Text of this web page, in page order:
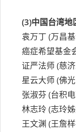
(3)中国台湾地
袁万丁 (万昌
癌症希望基金
证严法师 (慈
星云大师 (佛
张淑芬 (台积
林志玲 (志玲
王文渊 (王詹